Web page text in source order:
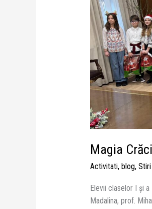
Magia
Activitati, blog, Stiri
Elevii claselor I și
Madalina, prof.
colindători